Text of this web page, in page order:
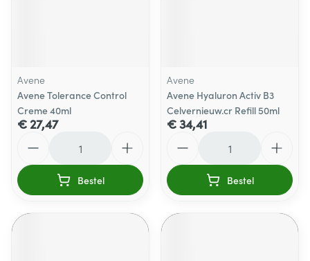
Avene
Avene Tolerance Control
Creme 40ml
€ 27,47
Bestel
Avene
Avene Hyaluron Activ B3
Celvernieuw.cr Refill 50ml
€ 34,41
Bestel